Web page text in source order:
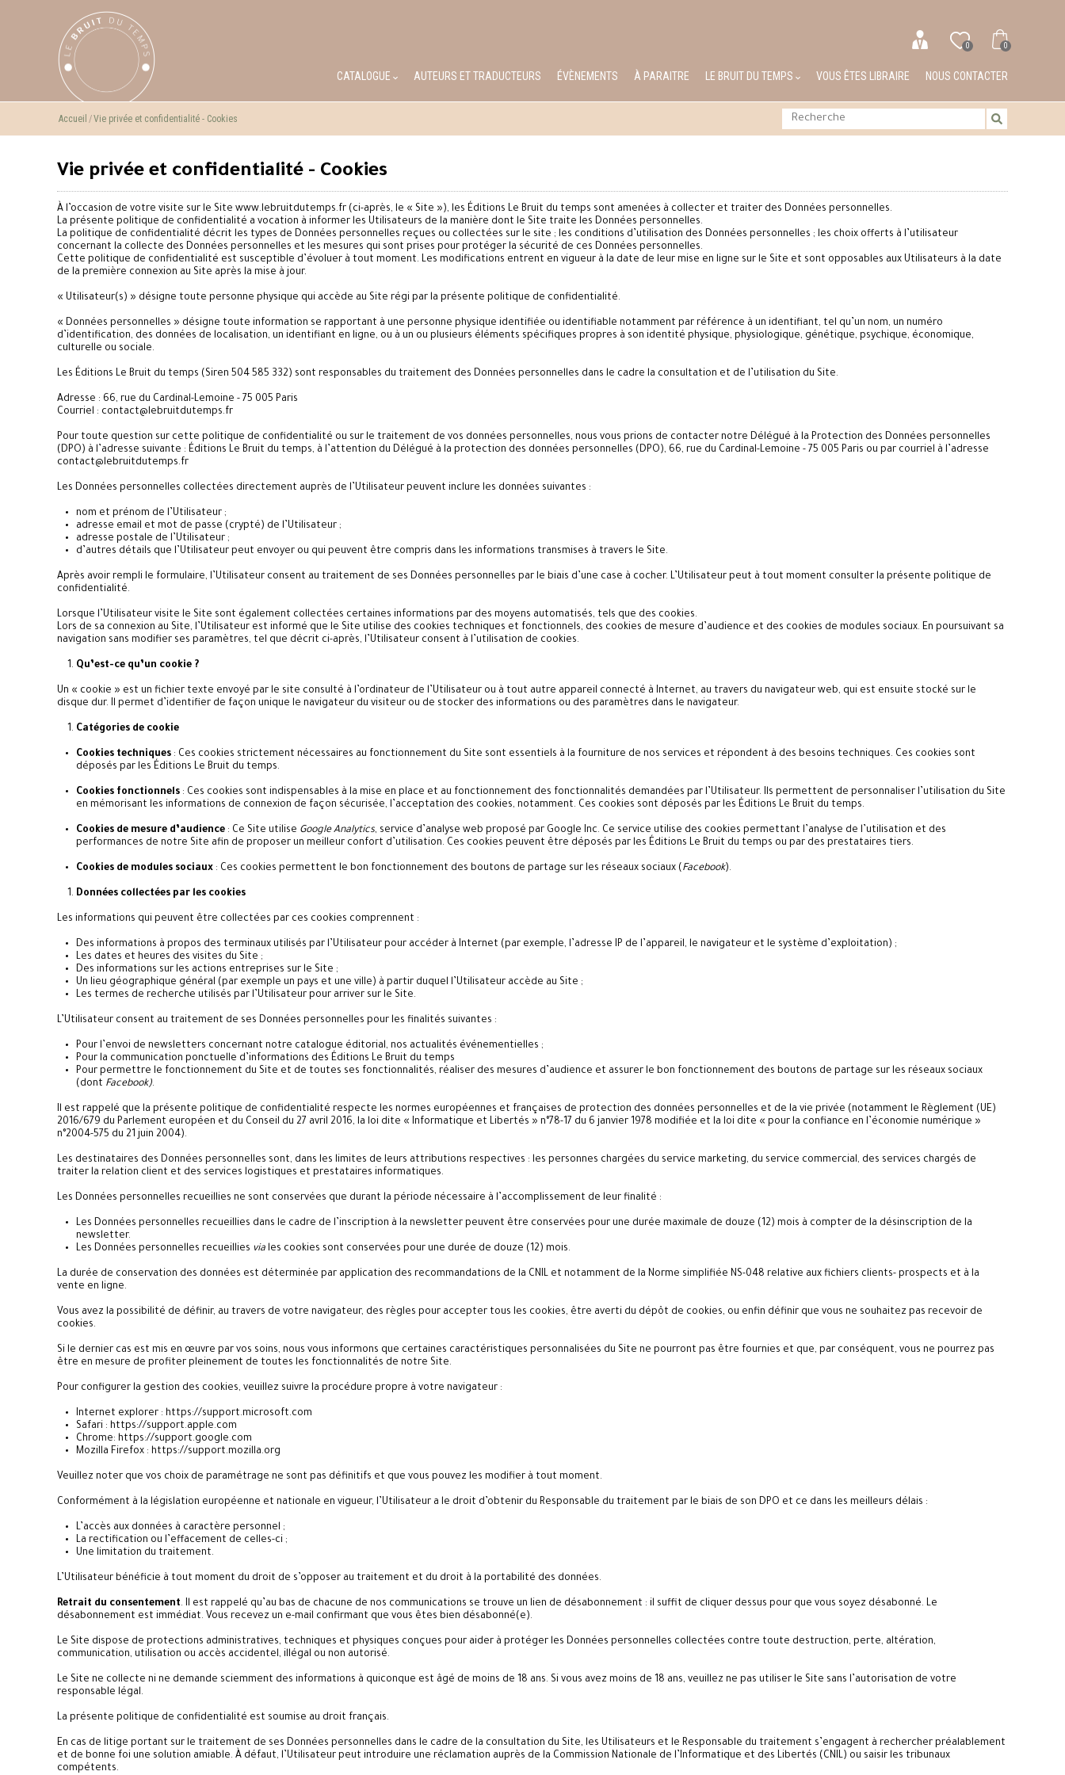
0 0
CATALOGUE AUTEURS ET TRADUCTEURS ÉVÈNEMENTS À PARAITRE LE BRUIT DU TEMPS VOUS ÊTES LIBRAIRE NOUS CONTACTER
Accueil Vie privée et confidentialité - Cookies
Vie privée et confidentialité - Cookies
À l’occasion de votre visite sur le Site www.lebruitdutemps.fr (ci-après, le « Site »), les Éditions Le Bruit du temps sont amenées à collecter et traiter des Données personnelles.
La présente politique de confidentialité a vocation à informer les Utilisateurs de la manière dont le Site traite les Données personnelles.
La politique de confidentialité décrit les types de Données personnelles reçues ou collectées sur le site ; les conditions d’utilisation des Données personnelles ; les choix offerts à l’utilisateur
concernant la collecte des Données personnelles et les mesures qui sont prises pour protéger la sécurité de ces Données personnelles.
Cette politique de confidentialité est susceptible d’évoluer à tout moment. Les modifications entrent en vigueur à la date de leur mise en ligne sur le Site et sont opposables aux Utilisateurs à la date
de la première connexion au Site après la mise à jour.
« Utilisateur(s) » désigne toute personne physique qui accède au Site régi par la présente politique de confidentialité.
« Données personnelles » désigne toute information se rapportant à une personne physique identifiée ou identifiable notamment par référence à un identifiant, tel qu’un nom, un numéro
d’identification, des données de localisation, un identifiant en ligne, ou à un ou plusieurs éléments spécifiques propres à son identité physique, physiologique, génétique, psychique, économique,
culturelle ou sociale.
Les Éditions Le Bruit du temps (Siren 504 585 332) sont responsables du traitement des Données personnelles dans le cadre la consultation et de l’utilisation du Site.
Adresse : 66, rue du Cardinal-Lemoine - 75 005 Paris
Courriel : contact@lebruitdutemps.fr
Pour toute question sur cette politique de confidentialité ou sur le traitement de vos données personnelles, nous vous prions de contacter notre Délégué à la Protection des Données personnelles
(DPO) à l’adresse suivante : Éditions Le Bruit du temps, à l’attention du Délégué à la protection des données personnelles (DPO), 66, rue du Cardinal-Lemoine - 75 005 Paris ou par courriel à l’adresse
contact@lebruitdutemps.fr
Les Données personnelles collectées directement auprès de l’Utilisateur peuvent inclure les données suivantes :
nom et prénom de l’Utilisateur ;
adresse email et mot de passe (crypté) de l’Utilisateur ;
adresse postale de l’Utilisateur ;
d’autres détails que l’Utilisateur peut envoyer ou qui peuvent être compris dans les informations transmises à travers le Site.
Après avoir rempli le formulaire, l’Utilisateur consent au traitement de ses Données personnelles par le biais d’une case à cocher. L’Utilisateur peut à tout moment consulter la présente politique de
confidentialité.
Lorsque l’Utilisateur visite le Site sont également collectées certaines informations par des moyens automatisés, tels que des cookies.
Lors de sa connexion au Site, l’Utilisateur est informé que le Site utilise des cookies techniques et fonctionnels, des cookies de mesure d’audience et des cookies de modules sociaux. En poursuivant sa
navigation sans modifier ses paramètres, tel que décrit ci-après, l’Utilisateur consent à l’utilisation de cookies.
Qu’est-ce qu’un cookie ?
Un « cookie » est un fichier texte envoyé par le site consulté à l’ordinateur de l’Utilisateur ou à tout autre appareil connecté à Internet, au travers du navigateur web, qui est ensuite stocké sur le
disque dur. Il permet d’identifier de façon unique le navigateur du visiteur ou de stocker des informations ou des paramètres dans le navigateur.
Catégories de cookie
Cookies techniques : Ces cookies strictement nécessaires au fonctionnement du Site sont essentiels à la fourniture de nos services et répondent à des besoins techniques. Ces cookies sont
déposés par les Éditions Le Bruit du temps.
Cookies fonctionnels : Ces cookies sont indispensables à la mise en place et au fonctionnement des fonctionnalités demandées par l’Utilisateur. Ils permettent de personnaliser l’utilisation du Site
en mémorisant les informations de connexion de façon sécurisée, l’acceptation des cookies, notamment. Ces cookies sont déposés par les Éditions Le Bruit du temps.
Cookies de mesure d’audience : Ce Site utilise Google Analytics, service d’analyse web proposé par Google Inc. Ce service utilise des cookies permettant l’analyse de l’utilisation et des
performances de notre Site afin de proposer un meilleur confort d’utilisation. Ces cookies peuvent être déposés par les Éditions Le Bruit du temps ou par des prestataires tiers.
Cookies de modules sociaux : Ces cookies permettent le bon fonctionnement des boutons de partage sur les réseaux sociaux (Facebook).
Données collectées par les cookies
Les informations qui peuvent être collectées par ces cookies comprennent :
Des informations à propos des terminaux utilisés par l’Utilisateur pour accéder à Internet (par exemple, l’adresse IP de l’appareil, le navigateur et le système d’exploitation) ;
Les dates et heures des visites du Site ;
Des informations sur les actions entreprises sur le Site ;
Un lieu géographique général (par exemple un pays et une ville) à partir duquel l’Utilisateur accède au Site ;
Les termes de recherche utilisés par l’Utilisateur pour arriver sur le Site.
L’Utilisateur consent au traitement de ses Données personnelles pour les finalités suivantes :
Pour l’envoi de newsletters concernant notre catalogue éditorial, nos actualités événementielles ;
Pour la communication ponctuelle d’informations des Éditions Le Bruit du temps
Pour permettre le fonctionnement du Site et de toutes ses fonctionnalités, réaliser des mesures d’audience et assurer le bon fonctionnement des boutons de partage sur les réseaux sociaux
(dont Facebook).
Il est rappelé que la présente politique de confidentialité respecte les normes européennes et françaises de protection des données personnelles et de la vie privée (notamment le Règlement (UE)
2016/679 du Parlement européen et du Conseil du 27 avril 2016, la loi dite « Informatique et Libertés » n°78-17 du 6 janvier 1978 modifiée et la loi dite « pour la confiance en l’économie numérique »
n°2004-575 du 21 juin 2004).
Les destinataires des Données personnelles sont, dans les limites de leurs attributions respectives : les personnes chargées du service marketing, du service commercial, des services chargés de
traiter la relation client et des services logistiques et prestataires informatiques.
Les Données personnelles recueillies ne sont conservées que durant la période nécessaire à l’accomplissement de leur finalité :
Les Données personnelles recueillies dans le cadre de l’inscription à la newsletter peuvent être conservées pour une durée maximale de douze (12) mois à compter de la désinscription de la
newsletter.
Les Données personnelles recueillies via les cookies sont conservées pour une durée de douze (12) mois.
La durée de conservation des données est déterminée par application des recommandations de la CNIL et notamment de la Norme simplifiée NS-048 relative aux fichiers clients- prospects et à la
vente en ligne.
Vous avez la possibilité de définir, au travers de votre navigateur, des règles pour accepter tous les cookies, être averti du dépôt de cookies, ou enfin définir que vous ne souhaitez pas recevoir de
cookies.
Si le dernier cas est mis en œuvre par vos soins, nous vous informons que certaines caractéristiques personnalisées du Site ne pourront pas être fournies et que, par conséquent, vous ne pourrez pas
être en mesure de profiter pleinement de toutes les fonctionnalités de notre Site.
Pour configurer la gestion des cookies, veuillez suivre la procédure propre à votre navigateur :
Internet explorer : https://support.microsoft.com
Safari : https://support.apple.com
Chrome: https://support.google.com
Mozilla Firefox : https://support.mozilla.org
Veuillez noter que vos choix de paramétrage ne sont pas définitifs et que vous pouvez les modifier à tout moment.
Conformément à la législation européenne et nationale en vigueur, l’Utilisateur a le droit d’obtenir du Responsable du traitement par le biais de son DPO et ce dans les meilleurs délais :
L’accès aux données à caractère personnel ;
La rectification ou l’effacement de celles-ci ;
Une limitation du traitement.
L’Utilisateur bénéficie à tout moment du droit de s’opposer au traitement et du droit à la portabilité des données.
Retrait du consentement. Il est rappelé qu’au bas de chacune de nos communications se trouve un lien de désabonnement : il suffit de cliquer dessus pour que vous soyez désabonné. Le
désabonnement est immédiat. Vous recevez un e-mail confirmant que vous êtes bien désabonné(e).
Le Site dispose de protections administratives, techniques et physiques conçues pour aider à protéger les Données personnelles collectées contre toute destruction, perte, altération,
communication, utilisation ou accès accidentel, illégal ou non autorisé.
Le Site ne collecte ni ne demande sciemment des informations à quiconque est âgé de moins de 18 ans. Si vous avez moins de 18 ans, veuillez ne pas utiliser le Site sans l’autorisation de votre
responsable légal.
La présente politique de confidentialité est soumise au droit français.
En cas de litige portant sur le traitement de ses Données personnelles dans le cadre de la consultation du Site, les Utilisateurs et le Responsable du traitement s’engagent à rechercher préalablement
et de bonne foi une solution amiable. À défaut, l’Utilisateur peut introduire une réclamation auprès de la Commission Nationale de l’Informatique et des Libertés (CNIL) ou saisir les tribunaux
compétents.